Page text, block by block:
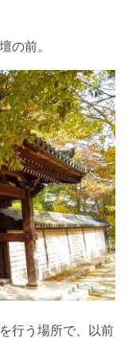
の前。
行う場所で、以前